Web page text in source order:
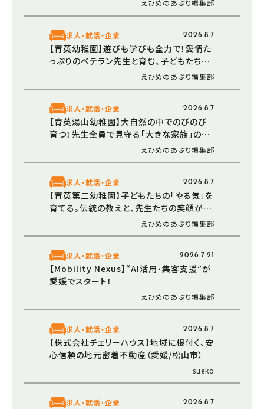
えひめのあぷり編集部
求人・就活・企業 2026.8.7
【育英幼稚園】遊びも学びも全力で！愛情た
っぷりのベテラン先生と育む、子どもたちの
えひめのあぷり編集部
求人・就活・企業 2026.8.7
【育英湯山幼稚園】大自然の中でのびのび
育つ！先生全員で見守る「大きな家族」のよ
うな温かい幼稚園（愛媛/松山市）えひめのあぷり編集部
求人・就活・企業 2026.8.7
【育英第二幼稚園】子どもたちの「やる気」を
育てる。伝統の教えと、先生たちの笑顔が溢
れる幼稚園（愛媛/松山市）えひめのあぷり編集部
求人・就活・企業 2026.7.21
【Mobility Nexus】“AI活用･集客支援”が
愛媛でスタート！
えひめのあぷり編集部
求人・就活・企業 2026.8.7
【株式会社チェリーハウス】地域に根付く、安
心信頼の地元密着不動産（愛媛/松山市）
sueko
求人・就活・企業 2026.8.7